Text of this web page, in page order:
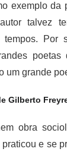
exemplo da
talvez
Por
poetas
um grande
Gilberto
obra
e se